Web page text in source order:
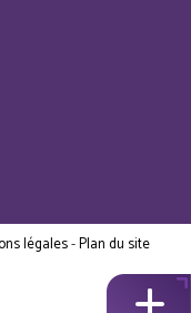
légales-Plan du site